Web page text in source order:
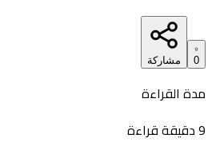
0 مشاركة
مدة القراءة
9 دقيقة قراءة